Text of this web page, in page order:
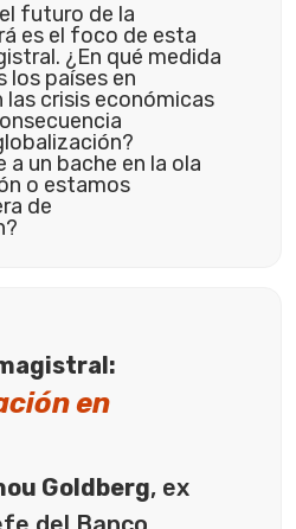
futuro de la
es el foco de esta
¿En qué medida
los países en
las crisis económicas
un bache en la ola
o estamos
de
en
Goldberg, ex